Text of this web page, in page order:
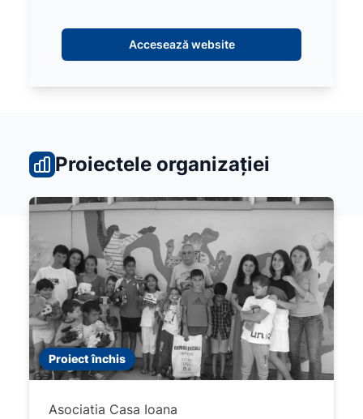
Accesează website
Proiectele organizației
Proiect închis
Asociatia Casa Ioana